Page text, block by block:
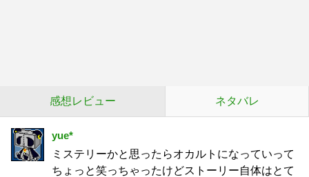
感想レビュー ネタバレ
yue*
ミステリーかと思ったらオカルトになっていって
ちょっと笑っちゃったけどストーリー自体はとて